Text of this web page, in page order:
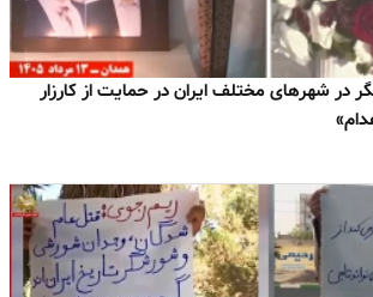
در شهرهای مختلف ایران در حمایت از کارزار